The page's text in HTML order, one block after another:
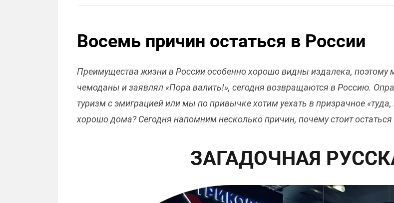
Восемь причин остаться в России
Преимущества жизни в России особенно хорошо видны издалека, поэтому
чемоданы и заявлял «Пора валить!», сегодня возвращаются в Россию.
туризм с эмиграцией или мы по привычке хотим уехать в призрачное
хорошо дома? Сегодня напомним несколько причин, почему стоит
ЗАГАДОЧНАЯ